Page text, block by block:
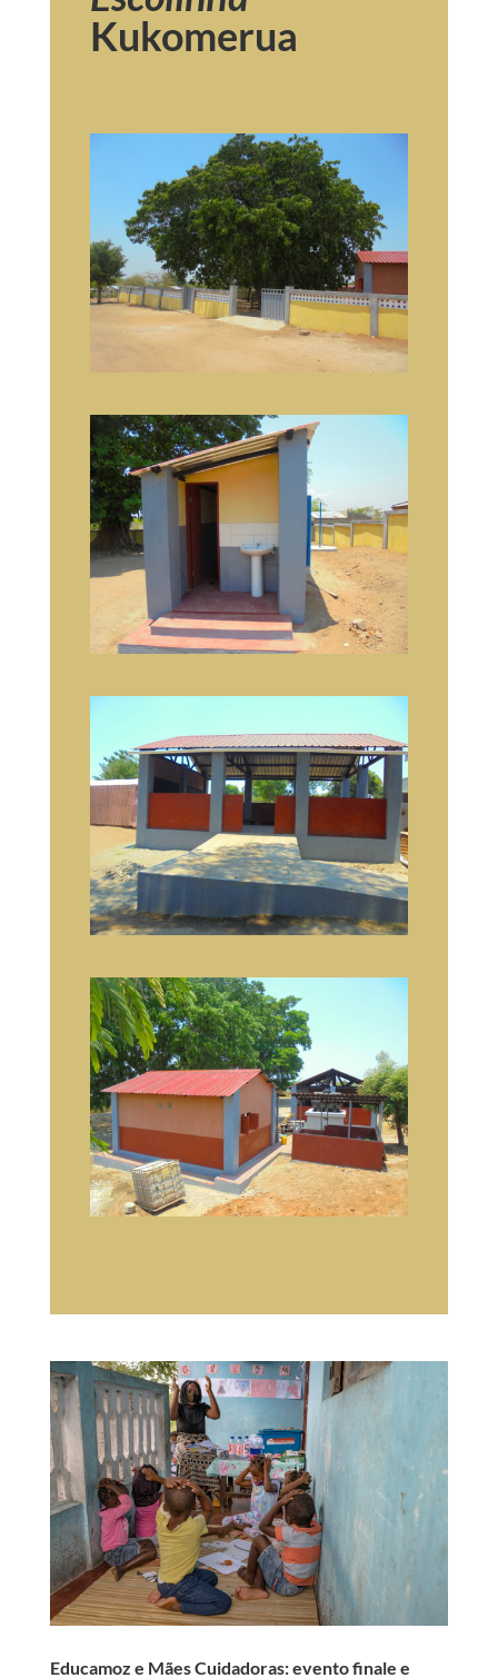
Kukomerua
Educamoz e Mães Cuidadoras: evento finale e